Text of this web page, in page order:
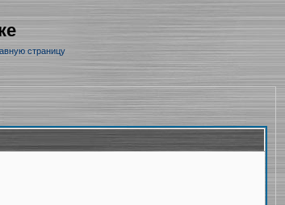
страницу